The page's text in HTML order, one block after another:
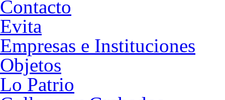
Contacto
Evita
Empresas e Instituciones
Objetos
Lo Patrio